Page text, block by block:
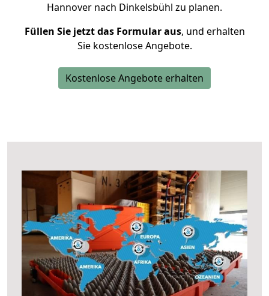
Hannover nach Dinkelsbühl zu planen.
Füllen Sie jetzt das Formular aus, und erhalten
Sie kostenlose Angebote.
Kostenlose Angebote erhalten